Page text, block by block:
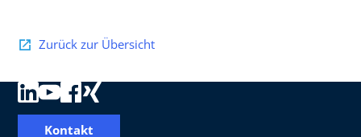
Zurück zur Übersicht
Kontakt